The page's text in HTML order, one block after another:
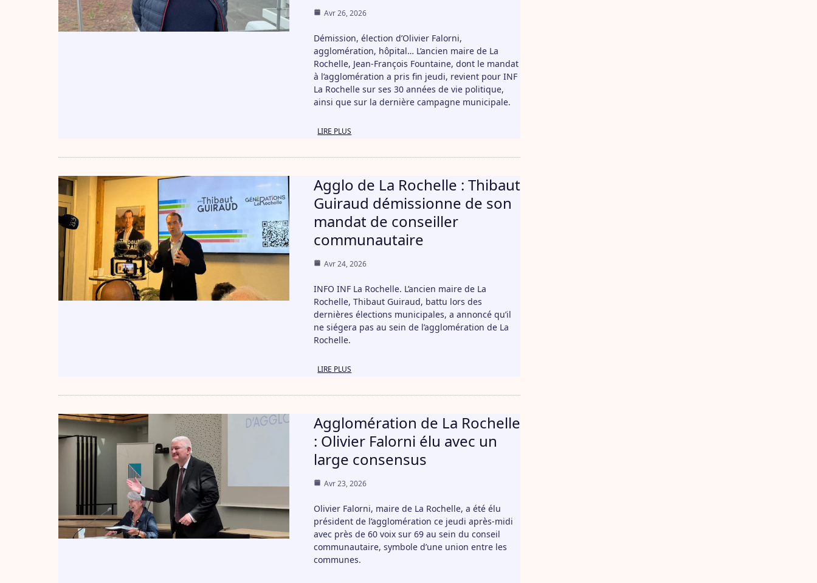
Avr 26, 2026
Démission, élection d’Olivier Falorni,
agglomération, hôpital… L’ancien maire de La
Rochelle, Jean-François Fountaine, dont le mandat
à l’agglomération a pris fin jeudi, revient pour INF
La Rochelle sur ses 30 années de vie politique,
ainsi que sur la dernière campagne municipale.
LIRE PLUS
Agglo de La Rochelle : Thibaut
Guiraud démissionne de son
mandat de conseiller
communautaire
Avr 24, 2026
INFO INF La Rochelle. L’ancien maire de La
Rochelle, Thibaut Guiraud, battu lors des
dernières élections municipales, a annoncé qu’il
ne siégera pas au sein de l’agglomération de La
Rochelle.
LIRE PLUS
Agglomération de La Rochelle
: Olivier Falorni élu avec un
large consensus
Avr 23, 2026
Olivier Falorni, maire de La Rochelle, a été élu
président de l’agglomération ce jeudi après-midi
avec près de 60 voix sur 69 au sein du conseil
communautaire, symbole d’une union entre les
communes.